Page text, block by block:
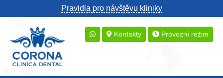
Pravidla pro návštěvu kliniky
Kontakty Provozní režim